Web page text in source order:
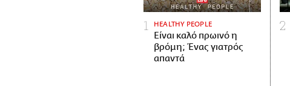
HEALTHY PEOPLE
Είναι καλό πρωινό η
βρόμη; Ένας γιατρός
απαντά